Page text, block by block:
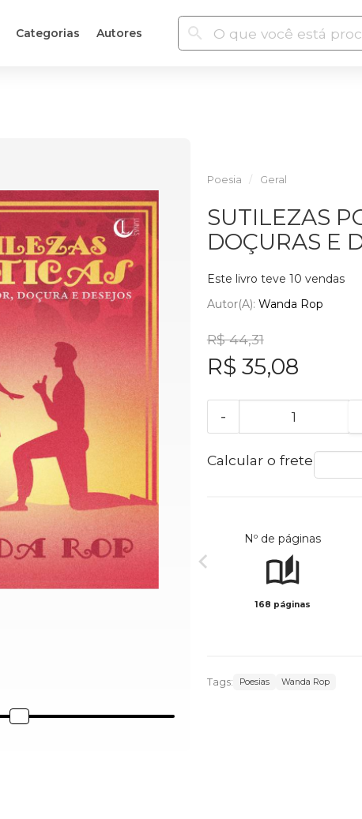
Categorias Autores
Poesia Geral
SUTILEZAS
DOÇURAS E
Este livro teve 10 vendas
Autor(a): Wanda Rop
R$ 44,31
R$ 35,08
-
Calcular o frete
Nº de páginas
168 páginas
Tags: Poesias Wanda Rop